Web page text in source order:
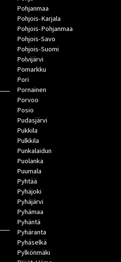
Pohjanmaa
Pohjois-Karjala
Pohjois-Pohjanmaa
Pohjois-Savo
Pohjois-Suomi
Polvijärvi
Pomarkku
Pori
Pornainen
Porvoo
Posio
Pudasjärvi
Pukkila
Pulkkila
Punkalaidun
Puolanka
Puumala
Pyhtää
Pyhäjoki
Pyhäjärvi
Pyhämaa
Pyhäntä
Pyhäranta
Pyhäselkä
Pylkönmäki